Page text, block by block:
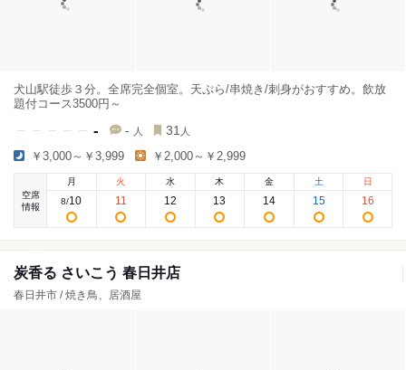
犬山駅徒歩３分。全席完全個室。天ぷら/串焼き/刺身がおすすめ。飲放
題付コース3500円～
- - 人 31 人
￥3,000～￥3,999 ￥2,000～￥2,999
空席
情報
月
8/10
火
11
水
12
木
13
金
14
土
15
日
16
炭香る さいこう 春日井店
春日井市 / 焼き鳥、居酒屋